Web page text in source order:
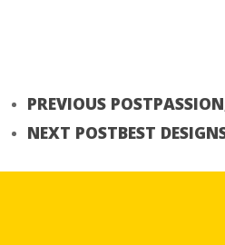
PREVIOUS POST
NEXT POSTBEST